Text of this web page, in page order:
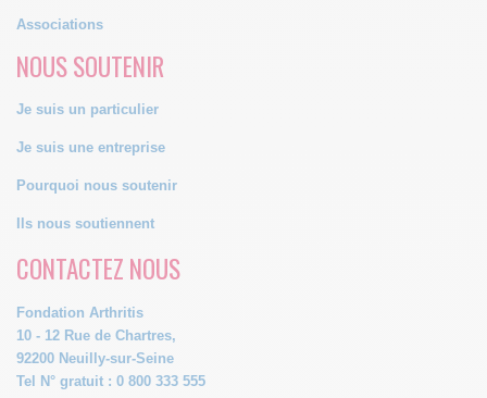
Associations
NOUS SOUTENIR
Je suis un particulier
Je suis une entreprise
Pourquoi nous soutenir
Ils nous soutiennent
CONTACTEZ NOUS
Fondation Arthritis
10 - 12 Rue de Chartres,
92200 Neuilly-sur-Seine
Tel N° gratuit : 0 800 333 555